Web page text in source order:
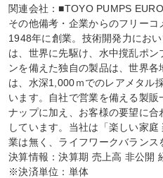
関連会社：■TOYO PUMPS
その他備考・企業からのフリーコ
1948年に創業。技術開発力にお
は、世界に先駆け、水中撹乱ポ
ンを備えた独自の製品は、世界
は、水深1,000ｍでのレアメタル
います。自社で営業を備える製
ナップに加え、お客様の要望に
しています。当社は「楽しい家
業は無く、ライフワークバランス
決算情報：決算期 売上高 非公開
※決済単位：単体